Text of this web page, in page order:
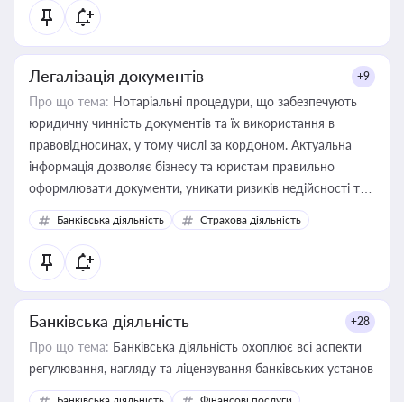
статусу суб'єктів оціночної діяльності
Легалізація документів +9
Про що тема: Нотаріальні процедури, що забезпечують
юридичну чинність документів та їх використання в
правовідносинах, у тому числі за кордоном. Актуальна
інформація дозволяє бізнесу та юристам правильно
оформлювати документи, уникати ризиків недійсності та
забезпечувати їх належне прийняття органами влади та
контрагентами
Банківська діяльність Страхова діяльність
Банківська діяльність +28
Про що тема: Банківська діяльність охоплює всі аспекти
регулювання, нагляду та ліцензування банківських установ